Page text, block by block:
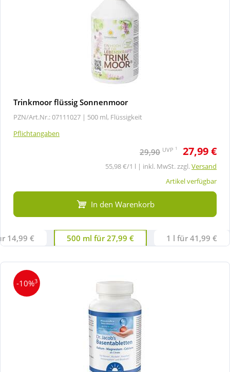
Trinkmoor flüssig Sonnenmoor
PZN/Art.Nr.: 07111027 | 500 ml, Flüssigkeit
Pflichtangaben
29,90 UVP 1 27,99 €
55,98 €/1 l | inkl. MwSt. zzgl.Versand
Artikel verfügbar
In den Warenkorb
14,99 € 500 ml für 27,99 € 1 l für 41,99 €
-10%3